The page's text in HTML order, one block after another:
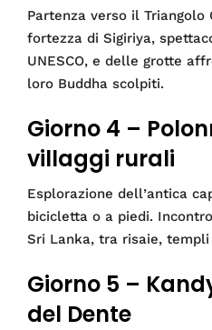
Partenza verso il
fortezza di Sigiriya,
UNESCO, e delle grotte
loro Buddha scolpiti.
Giorno 4 –
villaggi rurali
Esplorazione dell’antica
bicicletta o a piedi.
Sri Lanka, tra risaie,
Giorno 5 –
del Dente